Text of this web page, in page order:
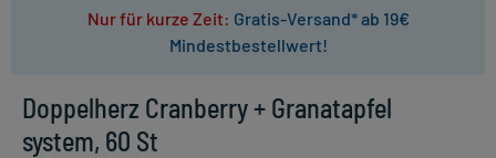
Nur für kurze Zeit: Gratis-Versand* ab 19€
Mindestbestellwert!
Doppelherz Cranberry + Granatapfel
system, 60 St